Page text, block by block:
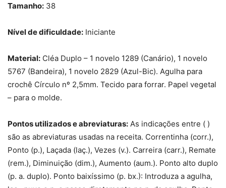
Tamanho: 38
Nível de dificuldade: Iniciante
Material: Cléa Duplo – 1 novelo 1289 (Canário), 1 novelo
5767 (Bandeira), 1 novelo 2829 (Azul-Bic). Agulha para
crochê Círculo nº 2,5mm. Tecido para forrar. Papel vegetal
– para o molde.
Pontos utilizados e abreviaturas: As indicações entre ( )
são as abreviaturas usadas na receita. Correntinha (corr.),
Ponto (p.), Laçada (laç.), Vezes (v.). Carreira (carr.), Remate
(rem.), Diminuição (dim.), Aumento (aum.). Ponto alto duplo
(p. a. duplo). Ponto baixíssimo (p. bx.): Introduza a agulha,